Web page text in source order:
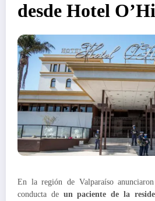
desde Hotel
En la región de Valparaíso
conducta de un paciente de la